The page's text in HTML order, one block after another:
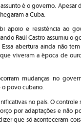
é o governo. Apesar
a Cuba.
apoio e resistência ao
Raúl Castro assumiu o
abertura ainda não
viveram a época de
mudanças no
o povo cubano.
no país. O
por adaptações e não
que só aconteceram